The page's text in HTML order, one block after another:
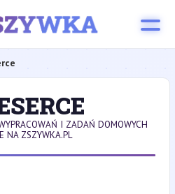
I ZADAŃ DOMOWYCH
NA ZSZYWKA.PL